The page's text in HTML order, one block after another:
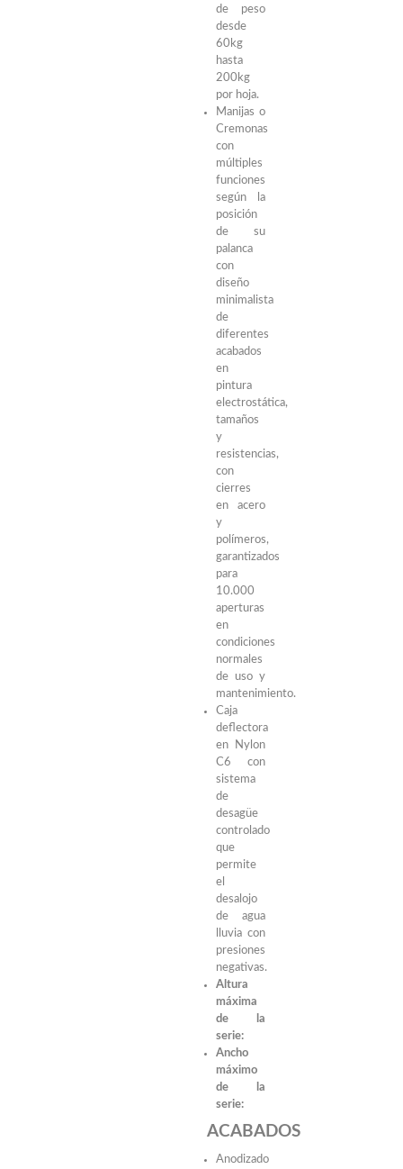
de peso
desde
60kg
hasta
200kg
por hoja.
Manijas o
Cremonas
con
múltiples
funciones
según la
posición
de su
palanca
con
diseño
minimalista
de
diferentes
acabados
en
pintura
electrostática,
tamaños
y
resistencias,
con
cierres
en acero
y
polímeros,
garantizados
para
10.000
aperturas
en
condiciones
normales
de uso y
mantenimiento.
Caja
deflectora
en Nylon
C6 con
sistema
de
desagüe
controlado
que
permite
el
desalojo
de agua
lluvia con
presiones
negativas.
Altura
máxima
de la
serie:
Ancho
máximo
de la
serie:
ACABADOS
Anodizado